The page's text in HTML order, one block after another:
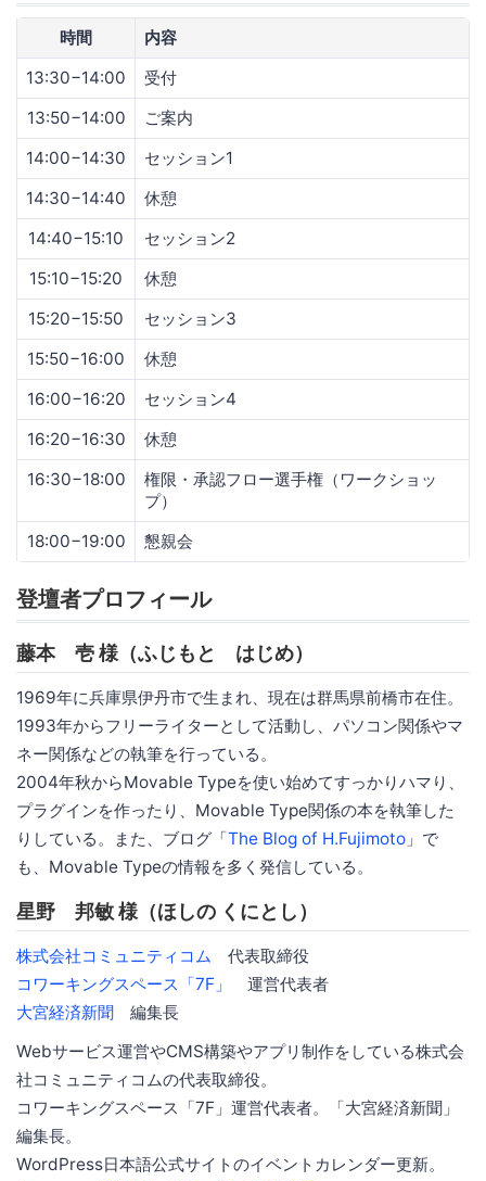
時間
内容
13:30−14:00
受付
13:50−14:00
ご案内
14:00−14:30
セッション1
14:30−14:40
休憩
14:40−15:10
セッション2
15:10−15:20
休憩
15:20−15:50
セッション3
15:50−16:00
休憩
16:00−16:20
セッション4
16:20−16:30
休憩
16:30−18:00
権限・承認フロー選手権（ワークショッ
プ）
18:00−19:00
懇親会
登壇者プロフィール
藤本 壱 様（ふじもと はじめ）
1969年に兵庫県伊丹市で生まれ、現在は群馬県前橋市在住。
1993年からフリーライターとして活動し、パソコン関係やマ
ネー関係などの執筆を行っている。
2004年秋からMovable Typeを使い始めてすっかりハマり、
プラグインを作ったり、Movable Type関係の本を執筆した
りしている。また、ブログ「The Blog of H.Fujimoto 」で
も、Movable Typeの情報を多く発信している。
星野 邦敏 様（ほしの くにとし）
株式会社コミュニティコム 代表取締役
コワーキングスペース「7F」
運営代表者
大宮経済新聞 編集長
Webサービス運営やCMS構築やアプリ制作をしている株式会
社コミュニティコムの代表取締役。
コワーキングスペース「7F」運営代表者。「大宮経済新聞」
編集長。
WordPress日本語公式サイトのイベントカレンダー更新。